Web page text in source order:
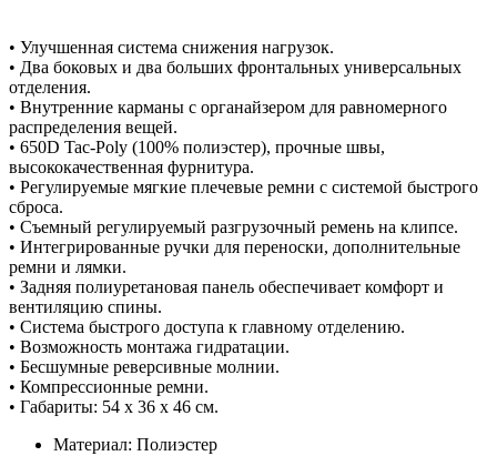
• Улучшенная система снижения нагрузок.
• Два боковых и два больших фронтальных универсальных
отделения.
• Внутренние карманы с органайзером для равномерного
распределения вещей.
• 650D Tac-Poly (100% полиэстер), прочные швы,
высококачественная фурнитура.
• Регулируемые мягкие плечевые ремни с системой быстрого
сброса.
• Съемный регулируемый разгрузочный ремень на клипсе.
• Интегрированные ручки для переноски, дополнительные
ремни и лямки.
• Задняя полиуретановая панель обеспечивает комфорт и
вентиляцию спины.
• Система быстрого доступа к главному отделению.
• Возможность монтажа гидратации.
• Бесшумные реверсивные молнии.
• Компрессионные ремни.
• Габариты: 54 х 36 х 46 см.
Материал: Полиэстер